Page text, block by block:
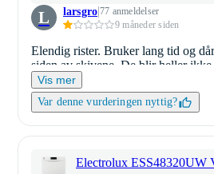
L larsgro 77 anmeldelser
9 måneder siden
Elendig rister. Bruker lang tid og
siden av skivene. De blir heller
litt harde/tørre.
Vis mer
Var denne vurderingen nyttig?
Electrolux ESS48320UW